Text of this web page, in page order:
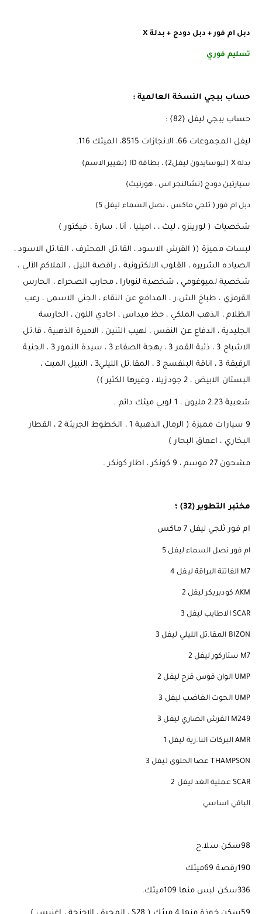
دبل ام فور + دبل دودج + بدلة X
تسليم فوري
حساب ببجي النسخة العالمية :
حساب ببجي ليفل {82} :
ليفل المجموعات 66، الانجازات 8515، الميثك 116.
بدلة X (لبوسايدون ليفل2) ، بطاقة ID (تغيير الاسم)
سيارتين دودج (تشالنجر اس ، هورنيت)
دبل ام فور ( ثلجي ماكس ، نصل السماء ليفل 5)
شخصيات ( لورينزو ، ليث ، ، اميليا ، آنا ، سارة ، فيكتور )
لبسات مميزة (( القرش الاسود ، القا.تل المحترف ، القا.تل الاسود ،
الصياده الشريره ، القلوب الالكترونية ، راقصة الليل ، الملاكم الآلي ،
شخصية لميوغومي ، شخصية لنوبارا ، محارب الصحراء ، الحارس
القرمزي ، طباخ الش.ر ، المدافع عن النقاء ، الجني الاسمى ، رعب
الظلام ، الذهب الملكي ، حظ ميداس ، احادي اللون ، الحارسة
الجليدية ، الدفاع عن النفس ، لهيب التنين ، الاميرة الذهبية ، قا.تل
الاشباح 3 ، ذئبة القمر 3 ، بهجة الصفاء 3 ، سيدة النمور 3 ، الجنية
الرقيقة 3 ، اناقة البنفسج 3 ، المقا.تل الليلي3 ، النبيل الميت ،
البستان الابيض ، 2 جودزيلا ، وغيرها الكثير ))
شعبية 2.23 مليون ، 1 لوبي ميثك دائم .
9 سيارات مميزة ( الرمال الذهبية 1 ، الخطوط الجريئة 2 ، القطار
البخاري ، اعماق البحار )
مشحون 27 موسم ، 9 كونكر ، اطار كونكر .
مختبر التطوير (32) ؛
ام فور ثلجي ليفل 7 ماكس
ام فور نصل السماء ليفل 5
M7 الفاتنة البراقة ليفل 4
AKM كودبريكر ليفل 2
SCAR الاطايب ليفل 3
BIZON المقا.تل الليلي ليفل 3
M7 ستاركور ليفل 2
UMP الوان قوس قزح ليفل 2
UMP الحوت الغاضب ليفل 3
M249 القرش الضاري ليفل 3
AMR البركات النا.رية ليفل 1
THAMPSON عصا الحلوى ليفل 3
SCAR عملية الغد ليفل 2
الباقي اساسي
98سكن سلا.ح
190رقصة 69ميثك
336سكن لبس منها 109ميثك.